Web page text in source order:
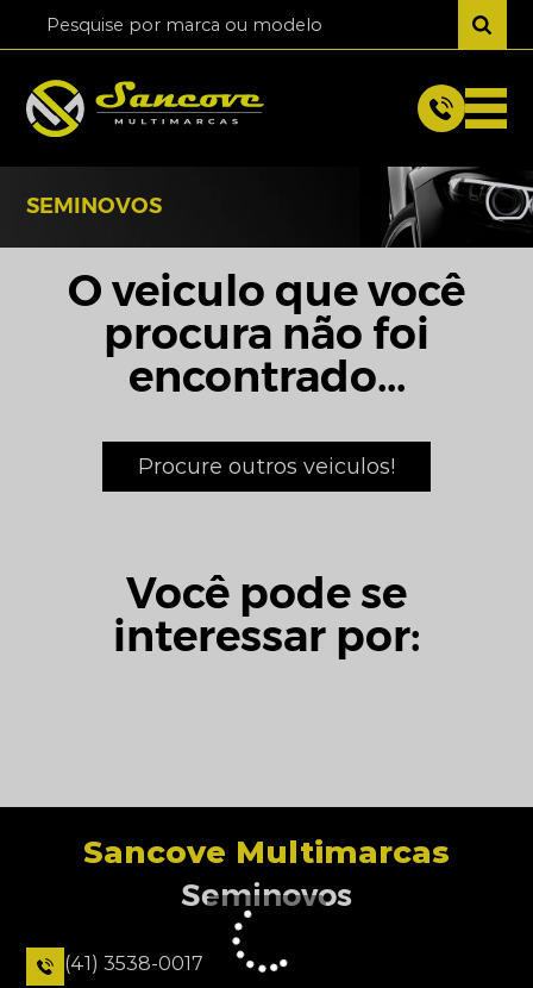
SEMINOVOS
O veiculo que você
procura não foi
encontrado...
Procure outros veiculos!
Você pode se
interessar por:
Sancove Multimarcas
Seminovos
(41) 3538-0017